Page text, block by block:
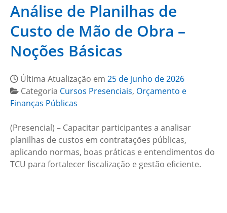
Análise de Planilhas de
Custo de Mão de Obra –
Noções Básicas
Última Atualização em 25 de junho de 2026
Categoria Cursos Presenciais, Orçamento e
Finanças Públicas
(Presencial) – Capacitar participantes a analisar
planilhas de custos em contratações públicas,
aplicando normas, boas práticas e entendimentos do
TCU para fortalecer fiscalização e gestão eficiente.